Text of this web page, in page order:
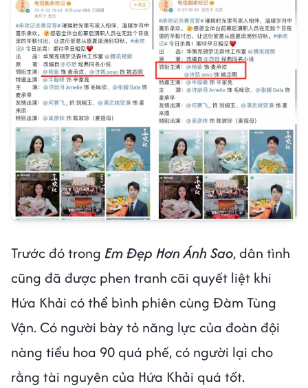
Trước đó trong Em Đẹp Hơn Ánh Sao, dân tình
cũng đã được phen tranh cãi quyết liệt khi
Hứa Khải có thể bình phiên cùng Đàm Tùng
Vận. Có người bày tỏ năng lực của đoàn đội
nàng tiểu hoa 90 quá phế, có người lại cho
rằng tài nguyên của Hứa Khải quá tốt.